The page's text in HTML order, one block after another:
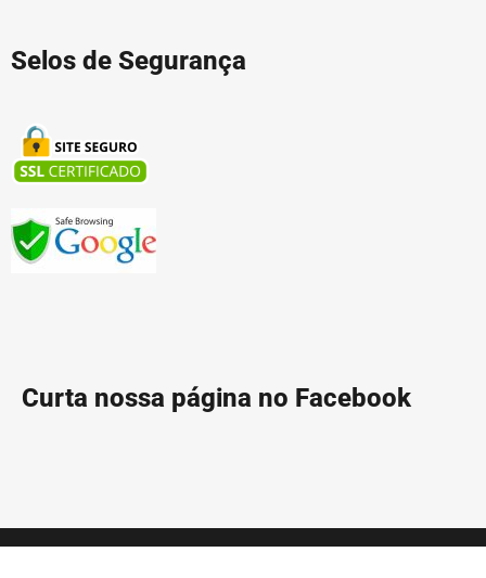
Selos de Segurança
Curta nossa página no Facebook